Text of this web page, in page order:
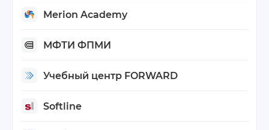
Merion Academy
МФТИ ФПМИ
Учебный центр FORWARD
Softline